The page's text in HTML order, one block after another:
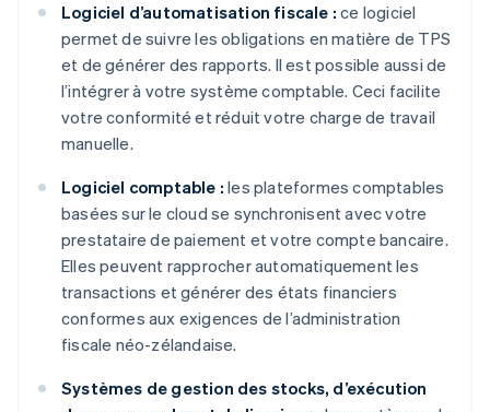
Logiciel d’automatisation fiscale : ce logiciel
permet de suivre les obligations en matière de TPS
et de générer des rapports. Il est possible aussi de
l’intégrer à votre système comptable. Ceci facilite
votre conformité et réduit votre charge de travail
manuelle.
Logiciel comptable : les plateformes comptables
basées sur le cloud se synchronisent avec votre
prestataire de paiement et votre compte bancaire.
Elles peuvent rapprocher automatiquement les
transactions et générer des états financiers
conformes aux exigences de l’administration
fiscale néo-zélandaise.
Systèmes de gestion des stocks, d’exécution